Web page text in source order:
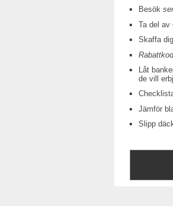
Besök
Ta del av
Skaffa
Låt
de vill
Jämför
Slipp